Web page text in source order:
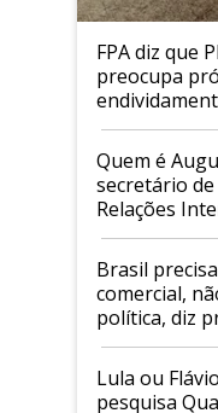
FPA diz que
preocupa
Quem é
secretário
Relações
Mapa
Brasil
comercial,
política, diz
Faesp
Lula ou
pesquisa